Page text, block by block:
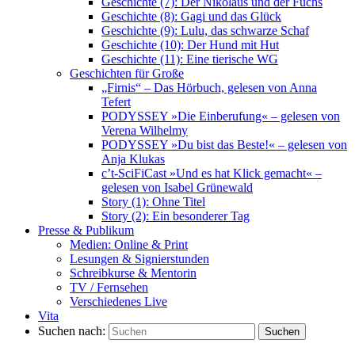
Geschichte (8): Gagi und das Glück
Geschichte (9): Lulu, das schwarze Schaf
Geschichte (10): Der Hund mit Hut
Geschichte (11): Eine tierische WG
Geschichten für Große
„Firnis“ – Das Hörbuch, gelesen von Anna
Tefert
PODYSSEY »Die Einberufung« – gelesen von
Verena Wilhelmy
PODYSSEY »Du bist das Beste!« – gelesen von
Anja Klukas
c’t-SciFiCast »Und es hat Klick gemacht« –
gelesen von Isabel Grünewald
Story (1): Ohne Titel
Story (2): Ein besonderer Tag
Presse & Publikum
Medien: Online & Print
Lesungen & Signierstunden
Schreibkurse & Mentorin
TV / Fernsehen
Verschiedenes Live
Vita
Suchen nach:
Suchen